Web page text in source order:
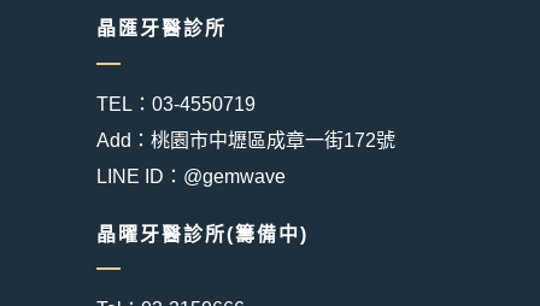
晶匯牙醫診所
TEL：03-4550719
Add：桃園市中壢區成章一街172號
LINE ID：@gemwave
晶曜牙醫診所(籌備中)